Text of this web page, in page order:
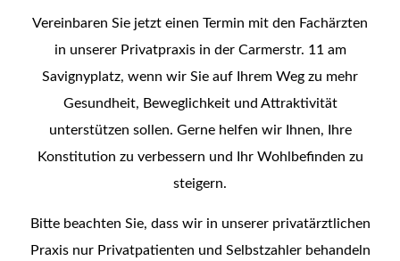
Vereinbaren Sie jetzt einen Termin mit den Fachärzten
in unserer Privatpraxis in der Carmerstr. 11 am
Savignyplatz, wenn wir Sie auf Ihrem Weg zu mehr
Gesundheit, Beweglichkeit und Attraktivität
unterstützen sollen. Gerne helfen wir Ihnen, Ihre
Konstitution zu verbessern und Ihr Wohlbefinden zu
steigern.
Bitte beachten Sie, dass wir in unserer privatärztlichen
Praxis nur Privatpatienten und Selbstzahler behandeln